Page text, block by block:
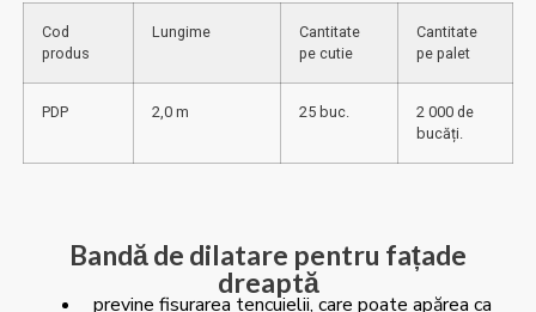
Cod
produs
Lungime
Cantitate
pe cutie
Cantitate
pe palet
PDP 2,0 m 25 buc.
2 000 de
bucăți.
Bandă de dilatare pentru fațade
dreaptă
previne fisurarea tencuielii, care poate apărea ca